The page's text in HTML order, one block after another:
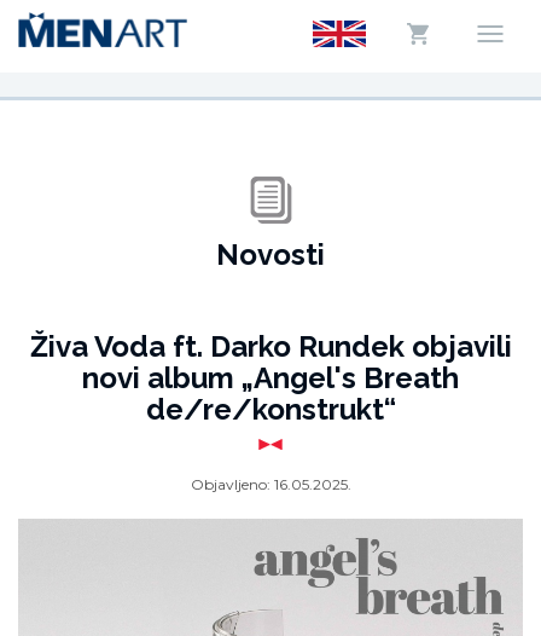
Novosti
Živa Voda ft. Darko Rundek objavili
novi album „Angel's Breath
de/re/konstrukt“
Objavljeno: 16.05.2025.